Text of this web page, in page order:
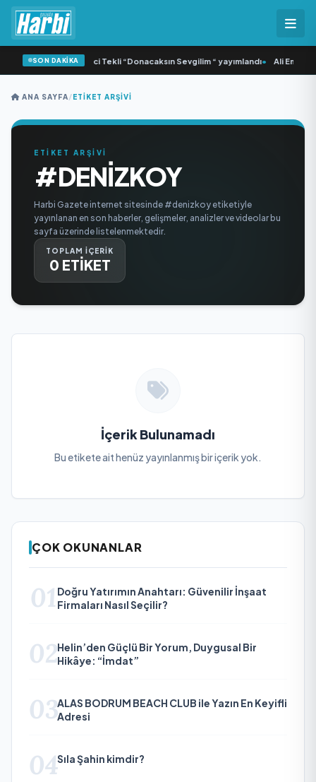
SON DAKİKA
Yonca Samlı ‘dan İkinci Tekli “Donacaksın Sevgilim “ yayımlandı• Ali Emre
ANA SAYFA/ETIKET ARŞIVI
ETİKET ARŞİVİ
#DENIZKOY
Harbi Gazete internet sitesinde #denizkoy etiketiyle
yayınlanan en son haberler, gelişmeler, analizler ve videolar bu
sayfa üzerinde listelenmektedir.
TOPLAM İÇERİK
0 ETİKET
İçerik Bulunamadı
Bu etikete ait henüz yayınlanmış bir içerik yok.
ÇOK OKUNANLAR
01 Doğru Yatırımın Anahtarı: Güvenilir İnşaat
Firmaları Nasıl Seçilir?
02Helin’den Güçlü Bir Yorum, Duygusal Bir
Hikâye: “İmdat”
03ALAS BODRUM BEACH CLUB ile Yazın En Keyifli
Adresi
04Sıla Şahin kimdir?